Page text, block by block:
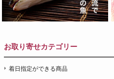
お取り寄せカテゴリー
着日指定ができる商品